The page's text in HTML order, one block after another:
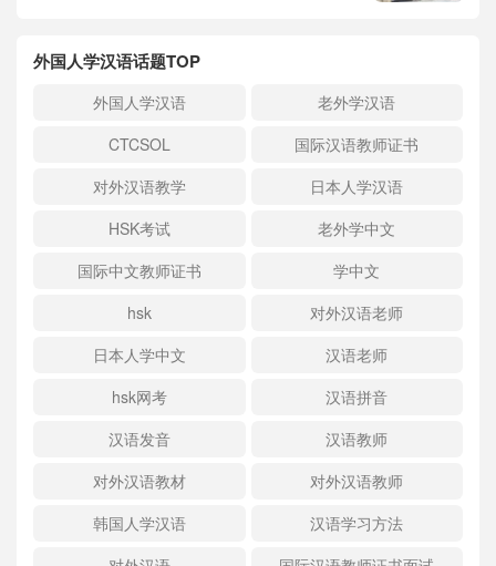
外国人学汉语话题TOP
外国人学汉语
老外学汉语
CTCSOL
国际汉语教师证书
对外汉语教学
日本人学汉语
HSK考试
老外学中文
国际中文教师证书
学中文
hsk
对外汉语老师
日本人学中文
汉语老师
hsk网考
汉语拼音
汉语发音
汉语教师
对外汉语教材
对外汉语教师
韩国人学汉语
汉语学习方法